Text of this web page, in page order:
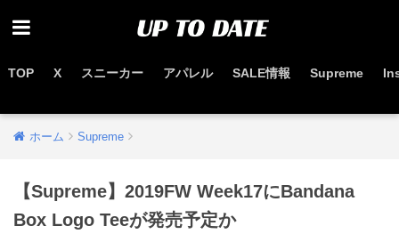
TOP X スニーカー アパレル SALE情報 Supreme
ホーム Supreme
【Supreme】2019FW Week17にBandana
Box Logo Teeが発売予定か